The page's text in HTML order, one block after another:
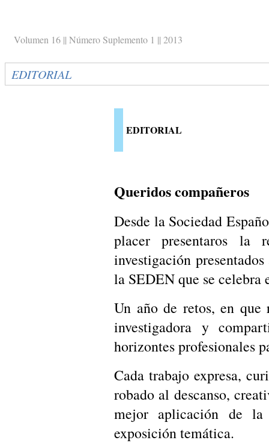
Volumen 16 || Número Suplemento 1 || 2013
EDITORIAL
EDITORIAL
Queridos compañeros
Desde la Sociedad
placer presentaros la
investigación
la SEDEN que se celebra
Un año de retos, en
investigadora y
horizontes profesionales
Cada trabajo expresa,
robado al descanso,
mejor aplicación de
exposición temática.